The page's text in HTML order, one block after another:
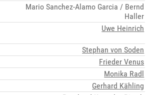
Mario Sanchez-Alamo Garcia / Bernd
Haller
Uwe Heinrich
Stephan von Soden
Frieder Venus
Monika Radl
Gerhard Kähling